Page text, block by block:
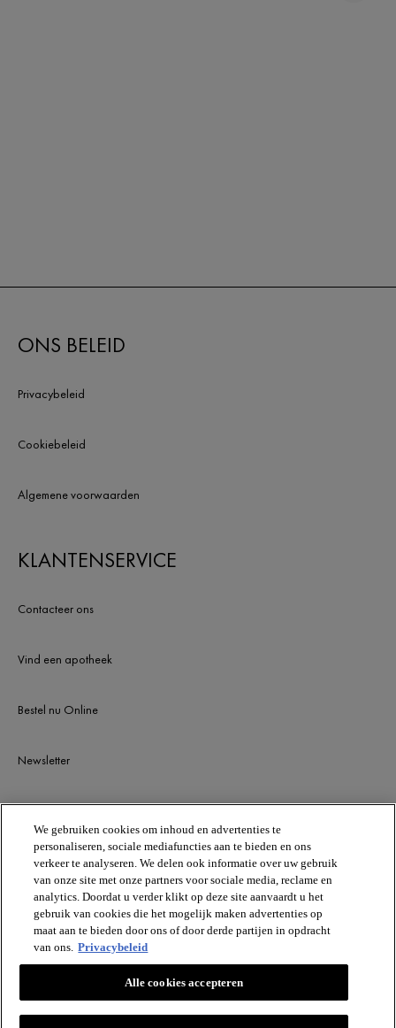
ONS BELEID
Privacybeleid
Cookiebeleid
Algemene voorwaarden
KLANTENSERVICE
Contacteer ons
Vind een apotheek
Bestel nu Online
Newsletter
BLIJF OP DE HOOGTE
VICHY
Vichy France CAI/CAF 03
TSA 75000 93584 ST OUEN CEDEX FR.
[email protected]
We gebruiken cookies om inhoud en advertenties te
personaliseren, sociale mediafuncties aan te bieden en ons
verkeer te analyseren. We delen ook informatie over uw gebruik
van onze site met onze partners voor sociale media, reclame en
analytics. Doordat u verder klikt op deze site aanvaardt u het
gebruik van cookies die het mogelijk maken advertenties op
maat aan te bieden door ons of door derde partijen in opdracht
van ons. Privacybeleid
Alle cookies accepteren